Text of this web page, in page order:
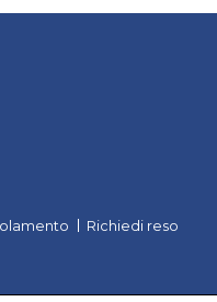
Richiedi reso